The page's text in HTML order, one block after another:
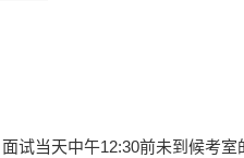
试当天中午12:30前未到候考